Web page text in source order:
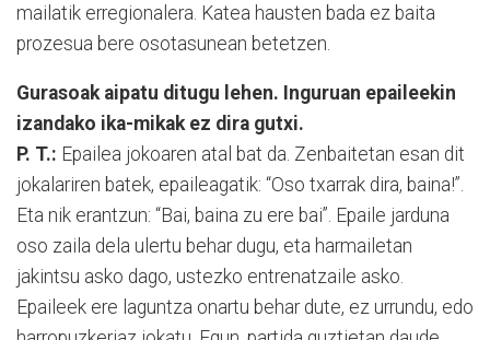
mailatik erregionalera. Katea hausten bada ez baita
prozesua bere osotasunean betetzen.
Gurasoak aipatu ditugu lehen. Inguruan epaileekin
izandako ika-mikak ez dira gutxi.
P. T.: Epailea jokoaren atal bat da. Zenbaitetan esan dit
jokalariren batek, epaileagatik: “Oso txarrak dira, baina!”.
Eta nik erantzun: “Bai, baina zu ere bai”. Epaile jarduna
oso zaila dela ulertu behar dugu, eta harmailetan
jakintsu asko dago, ustezko entrenatzaile asko.
Epaileek ere laguntza onartu behar dute, ez urrundu, edo